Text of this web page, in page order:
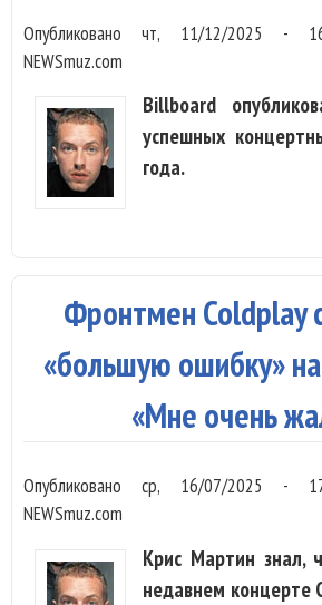
Опубликованочт, 11/12/2025 -
NEWSmuz.com
Billboard
успешных
года.
Фронтмен Coldplay
«большую ошибку»
«Мне очень
Опубликованоср, 16/07/2025 -
NEWSmuz.com
Крис Мартин знал,
недавнем концерте